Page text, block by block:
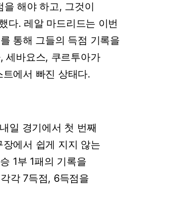
을 해야 하고, 그것이
다. 레알 마드리드는 이번
통해 그들의 득점 기록을
세바요스, 쿠르투아가
트에서 빠진 상태다.
내일 경기에서 첫 번째
장에서 쉽게 지지 않는
1부 1패의 기록을
각각 7득점, 6득점을